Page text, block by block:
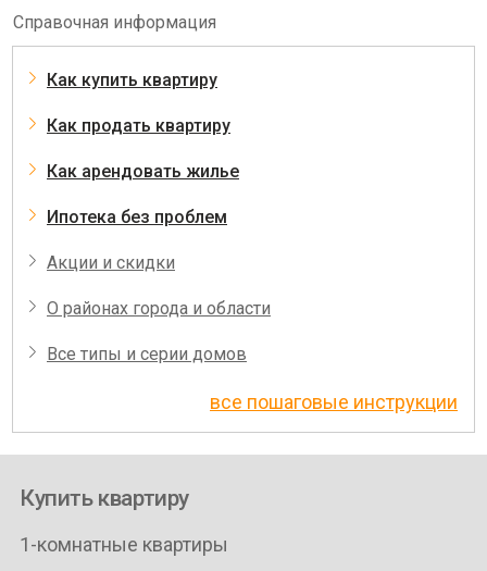
Справочная информация
Как купить квартиру
Как продать квартиру
Как арендовать жилье
Ипотека без проблем
Акции и скидки
О районах города и области
Все типы и серии домов
все пошаговые инструкции
Купить квартиру
1-комнатные квартиры